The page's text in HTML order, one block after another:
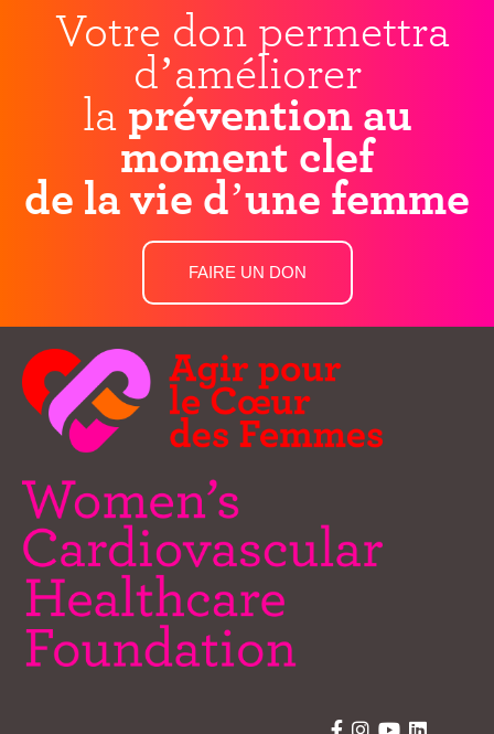
Votre don permettra
d’améliorer
la prévention au
moment clef
de la vie d’une femme
FAIRE UN DON